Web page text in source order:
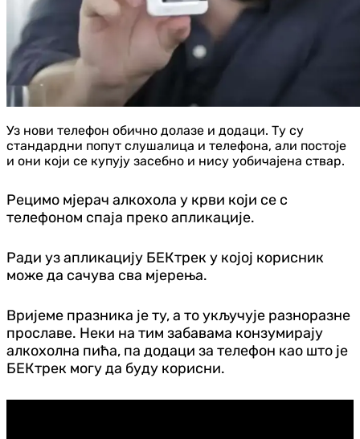
Уз нови телефон обично долазе и додаци. Ту су
стандардни попут слушалица и телефона, али постоје
и они који се купују засебно и нису уобичајена ствар.
Рецимо мјерач алкохола у крви који се с
телефоном спаја преко апликације.
Ради уз апликацију БЕКтрек у којој корисник
може да сачува сва мјерења.
Вријеме празника је ту, а то укључује разноразне
прославе. Неки на тим забавама конзумирају
алкохолна пића, па додаци за телефон као што је
БЕКтрек могу да буду корисни.